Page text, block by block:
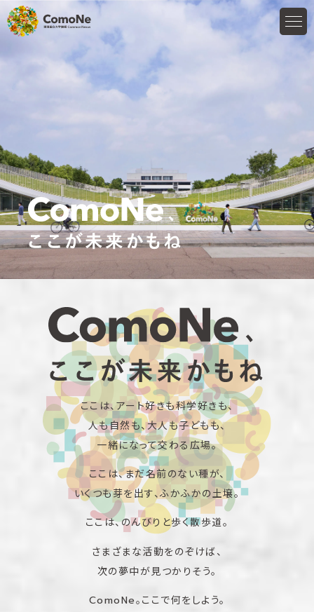
ここは、アート好きも科学好きも、
人も自然も、大人も子どもも、
一緒になって交わる広場。
ここは、まだ名前のない種が、
いくつも芽を出す、ふかふかの土壌。
ここは、のんびりと歩く散歩道。
さまざまな活動をのぞけば、
次の夢中が見つかりそう。
ComoNe。ここで何をしよう。